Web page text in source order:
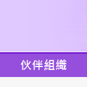
伙伴組織